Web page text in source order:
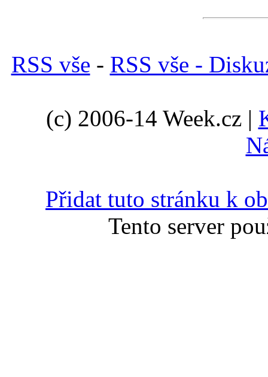
RSS vše - RSS vše -
(c) 2006-14 Week.cz |
Přidat tuto stránku k
Tento server